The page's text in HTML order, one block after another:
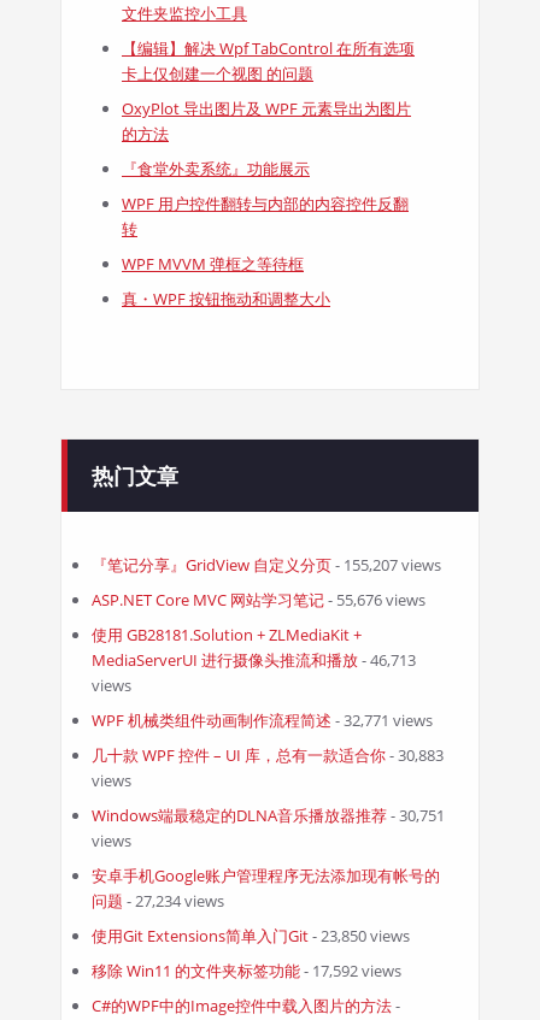
文件夹监控小工具
【编辑】解决 Wpf TabControl 在所有选项
卡上仅创建一个视图 的问题
OxyPlot 导出图片及 WPF 元素导出为图片
的方法
『食堂外卖系统』功能展示
WPF 用户控件翻转与内部的内容控件反翻
转
WPF MVVM 弹框之等待框
真・WPF 按钮拖动和调整大小
热门文章
『笔记分享』GridView 自定义分页- 155,207 views
ASP.NET Core MVC 网站学习笔记- 55,676 views
使用 GB28181.Solution + ZLMediaKit +
MediaServerUI 进行摄像头推流和播放- 46,713
views
WPF 机械类组件动画制作流程简述 - 32,771 views
几十款 WPF 控件 – UI 库，总有一款适合你- 30,883
views
Windows端最稳定的DLNA音乐播放器推荐- 30,751
views
安卓手机Google账户管理程序无法添加现有帐号的
问题 - 27,234 views
使用Git Extensions简单入门Git- 23,850 views
移除 Win11 的文件夹标签功能- 17,592 views
C#的WPF中的Image控件中载入图片的方法-